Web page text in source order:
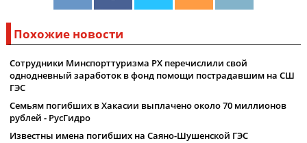
Похожие новости
Сотрудники Минспорттуризма РХ перечислили свой
однодневный заработок в фонд помощи пострадавшим на СШ
ГЭС
Семьям погибших в Хакасии выплачено около 70 миллионов
рублей - РусГидро
Известны имена погибших на Саяно-Шушенской ГЭС